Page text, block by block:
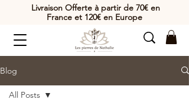
Livraison Offerte à partir de 70€ en
France et 120€ en Europe
Blog
All Posts